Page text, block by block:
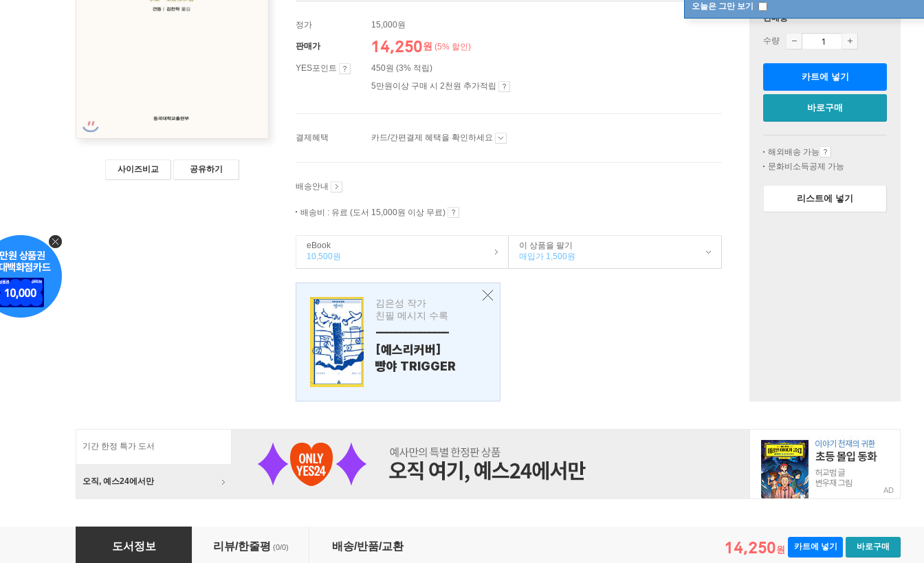
오늘은 그만 보기
사이즈비교 공유하기
정가 15,000원
판매가 14,250원 (5% 할인)
YES포인트
450원 (3% 적립)
5만원이상 구매 시 2천원 추가적립
결제혜택 카드/간편결제 혜택을 확인하세요
배송안내
배송비 : 유료 (도서 15,000원 이상 무료)
eBook
10,500원
이 상품을 팔기
매입가 1,500원
김은성 작가
친필 메시지 수록
---------------
[예스리커버]
빵야 TRIGGER
판매중
수량
카트에 넣기
바로구매
해외배송 가능
문화비소득공제 가능
리스트에 넣기
기간 한정 특가 도서
오직, 예스24에서만
AD
화엄일승성불묘의
도서정보 리뷰/한줄평 (0/0) 배송/반품/교환 14,250원 카트에 넣기 바로구매